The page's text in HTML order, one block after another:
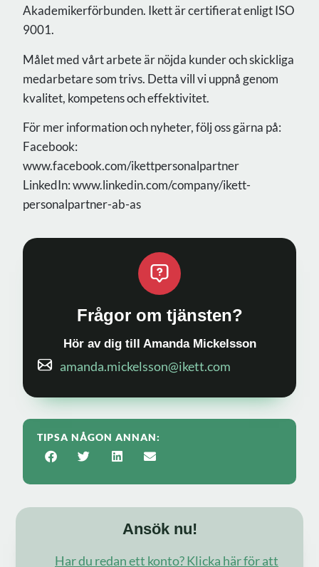
Akademikerförbunden. Ikett är certifierat enligt ISO
9001.
Målet med vårt arbete är nöjda kunder och skickliga
medarbetare som trivs. Detta vill vi uppnå genom
kvalitet, kompetens och effektivitet.
För mer information och nyheter, följ oss gärna på:
Facebook:
www.facebook.com/ikettpersonalpartner
LinkedIn: www.linkedin.com/company/ikett-
personalpartner-ab-as
Frågor om tjänsten?
Hör av dig till Amanda Mickelsson
amanda.mickelsson@ikett.com
TIPSA NÅGON ANNAN:
Ansök nu!
Har du redan ett konto? Klicka här för att